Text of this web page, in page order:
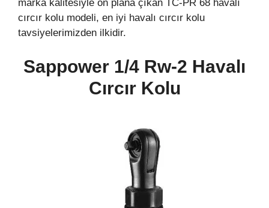
marka kalitesiyle ön plana çıkan TC-PR 68 havalı
cırcır kolu modeli, en iyi havalı cırcır kolu
tavsiyelerimizden ilkidir.
Sappower 1/4 Rw-2 Havalı
Cırcır Kolu